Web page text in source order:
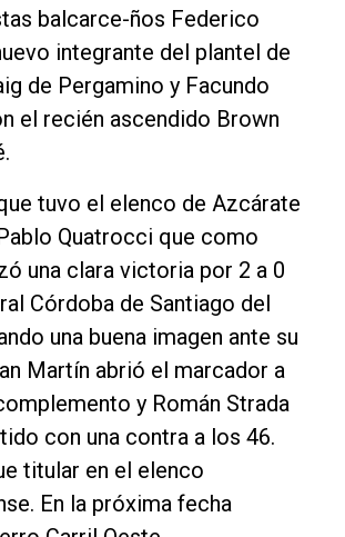
balcarce-ños Federico
integrante del plantel de
de Pergamino y Facundo
el recién ascendido Brown
tuvo el elenco de Azcárate
Quatrocci que como
una clara victoria por 2 a 0
Córdoba de Santiago del
una buena imagen ante su
Martín abrió el marcador a
y Román Strada
con una contra a los 46.
titular en el elenco
En la próxima fecha